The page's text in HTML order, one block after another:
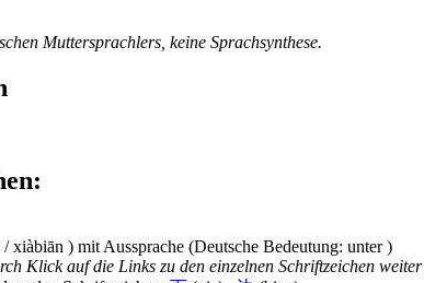
Muttersprachlers, keine Sprachsynthese.
:
Klick auf die Links zu den einzelnen Schriftzeichen